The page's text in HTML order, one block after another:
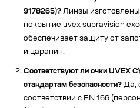
9178265)? Линзы
покрытие uvex supravision
обеспечивает защиту от
и царапин.
Соответствуют ли очки
стандартам безопасности? Да,
соответствии с EN 166